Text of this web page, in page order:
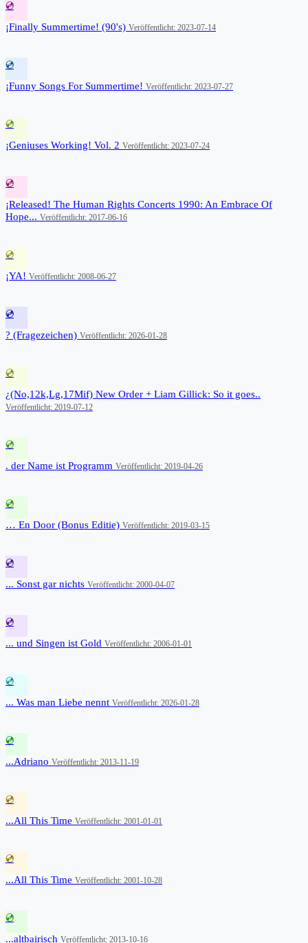
💿
¡Finally Summertime! (90's) Veröffentlicht: 2023-07-14
💿
¡Funny Songs For Summertime! Veröffentlicht: 2023-07-27
💿
¡Geniuses Working! Vol. 2 Veröffentlicht: 2023-07-24
💿
¡Released! The Human Rights Concerts 1990: An Embrace Of
Hope... Veröffentlicht: 2017-06-16
💿
¡YA! Veröffentlicht: 2008-06-27
💿
? (Fragezeichen) Veröffentlicht: 2026-01-28
💿
¿(No,12k,Lg,17Mif) New Order + Liam Gillick: So it goes..
Veröffentlicht: 2019-07-12
💿
. der Name ist Programm Veröffentlicht: 2019-04-26
💿
… En Door (Bonus Editie) Veröffentlicht: 2019-03-15
💿
... Sonst gar nichts Veröffentlicht: 2000-04-07
💿
... und Singen ist Gold Veröffentlicht: 2006-01-01
💿
... Was man Liebe nennt Veröffentlicht: 2026-01-28
💿
...Adriano Veröffentlicht: 2013-11-19
💿
...All This Time Veröffentlicht: 2001-01-01
💿
...All This Time Veröffentlicht: 2001-10-28
💿
...altbairisch Veröffentlicht: 2013-10-16